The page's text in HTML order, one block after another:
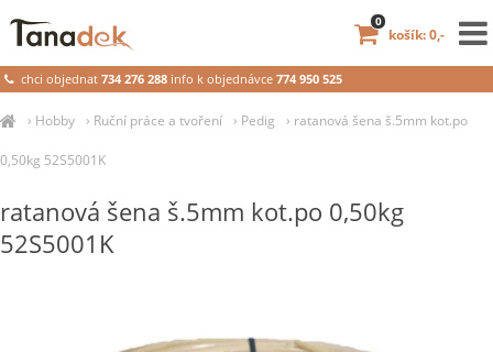
› Hobby › Ruční práce a tvoření › Pedig › ratanová šena š.5mm kot.po
0,50kg 52S5001K
ratanová šena š.5mm kot.po 0,50kg
52S5001K
chci objednat734 276 288 info k objednávce 774 950 525
košík: 0,-
0